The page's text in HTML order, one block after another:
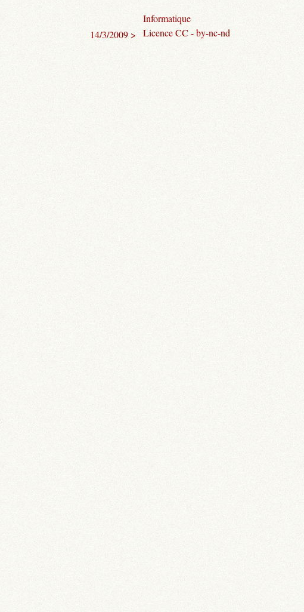
14/3/2009 >
Informatique
Licence CC - by-nc-nd